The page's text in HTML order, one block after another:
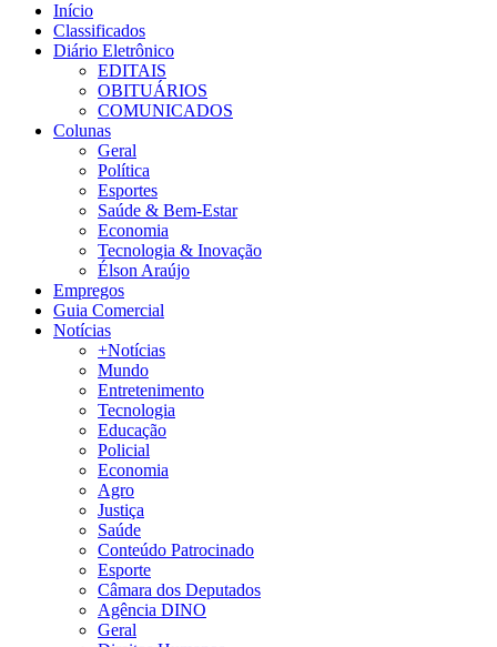
Início
Classificados
Diário Eletrônico
EDITAIS
OBITUÁRIOS
COMUNICADOS
Colunas
Geral
Política
Esportes
Saúde & Bem-Estar
Economia
Tecnologia & Inovação
Élson Araújo
Empregos
Guia Comercial
Notícias
+Notícias
Mundo
Entretenimento
Tecnologia
Educação
Policial
Economia
Agro
Justiça
Saúde
Conteúdo Patrocinado
Esporte
Câmara dos Deputados
Agência DINO
Geral